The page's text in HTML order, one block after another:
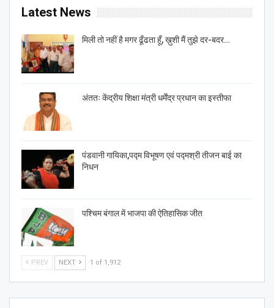
Latest News
मिली तो नहीं है मगर ढूँढता हूँ, ख़ुशी मैं तुझे दर-बदर…
अंततः केंद्रीय शिक्षा मंत्री धर्मेंद्र प्रधान का इस्तीफा
पंडवानी गायिका,पद्म विभूषण एवं पद्मश्री तीजन बाई का
निधन
पश्चिम बंगाल में भाजपा की ऐतिहासिक जीत
PREV NEXT 1 of 1,912